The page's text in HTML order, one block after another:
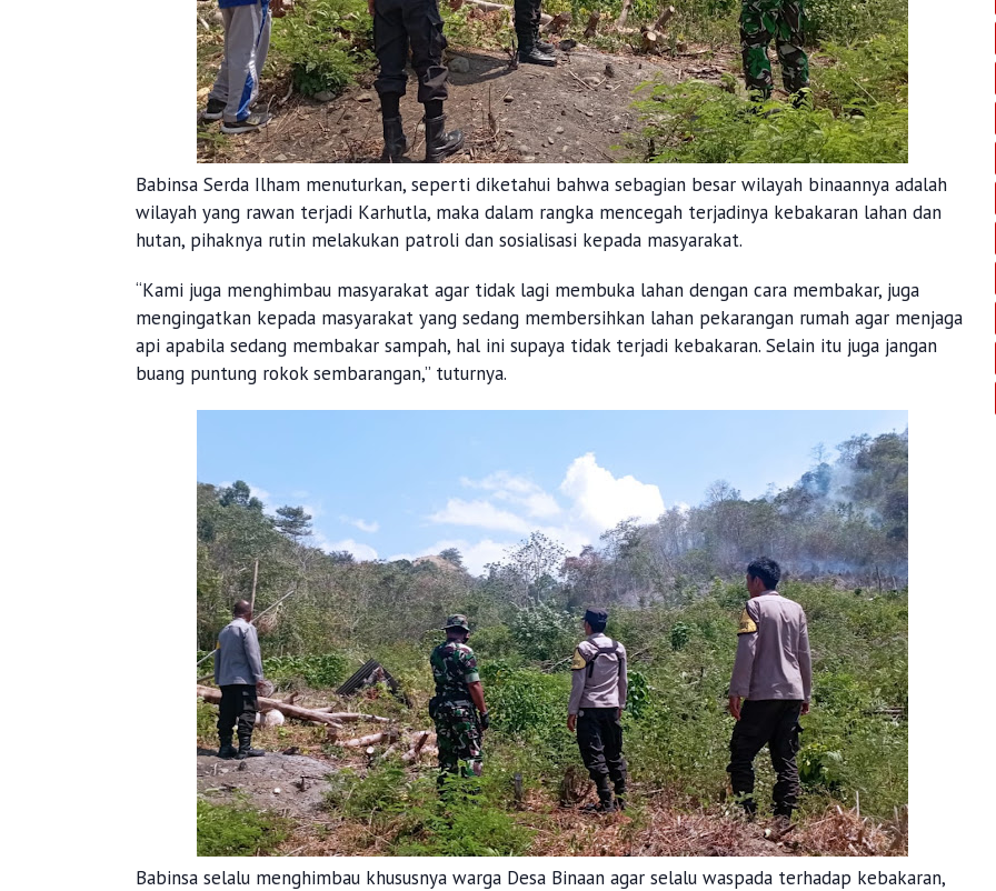
Babinsa Serda Ilham menuturkan, seperti diketahui bahwa sebagian besar wilayah binaannya adalah
wilayah yang rawan terjadi Karhutla, maka dalam rangka mencegah terjadinya kebakaran lahan dan
hutan, pihaknya rutin melakukan patroli dan sosialisasi kepada masyarakat.
“Kami juga menghimbau masyarakat agar tidak lagi membuka lahan dengan cara membakar, juga
mengingatkan kepada masyarakat yang sedang membersihkan lahan pekarangan rumah agar menjaga
api apabila sedang membakar sampah, hal ini supaya tidak terjadi kebakaran. Selain itu juga jangan
buang puntung rokok sembarangan,” tuturnya.
Babinsa selalu menghimbau khususnya warga Desa Binaan agar selalu waspada terhadap kebakaran,